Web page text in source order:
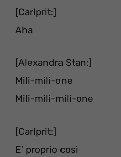
[Carlprit:]
Aha
[Alexandra Stan:]
Mili-mili-one
Mili-mili-mili-one
[Carlprit:]
E’ proprio così